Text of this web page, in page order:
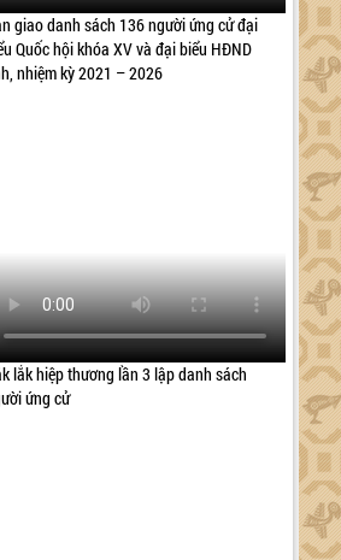
giao danh sách 136 người ứng cử đại
Quốc hội khóa XV và đại biểu HĐND
nhiệm kỳ 2021 – 2026
lắk hiệp thương lần 3 lập danh sách
ứng cử